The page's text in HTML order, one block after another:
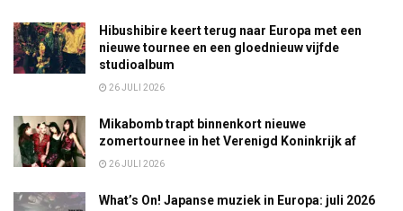
Hibushibire keert terug naar Europa met een
nieuwe tournee en een gloednieuw vijfde
studioalbum
26 JULI 2026
Mikabomb trapt binnenkort nieuwe
zomertournee in het Verenigd Koninkrijk af
26 JULI 2026
What’s On! Japanse muziek in Europa: juli 2026